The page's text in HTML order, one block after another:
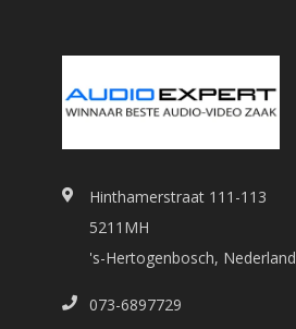
Hinthamerstraat 111-113
5211MH
's-Hertogenbosch, Nederland
073-6897729